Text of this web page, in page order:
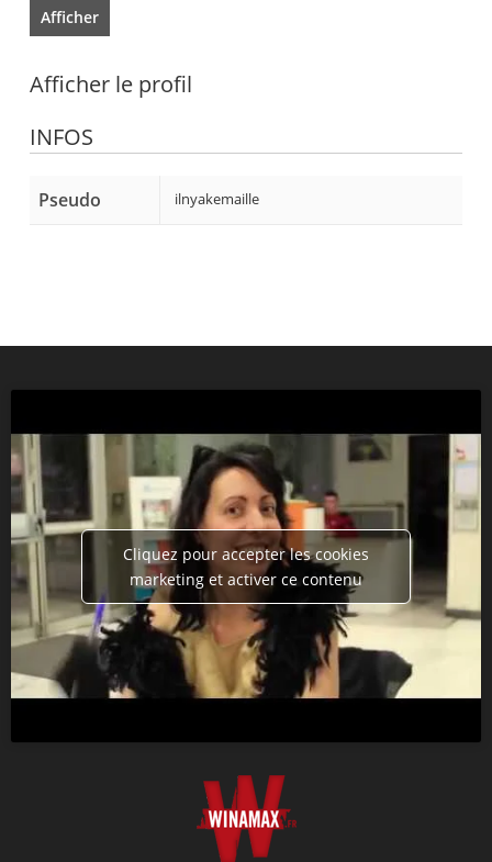
Afficher
Afficher le profil
INFOS
Pseudo ilnyakemaille
Cliquez pour accepter les cookies
marketing et activer ce contenu